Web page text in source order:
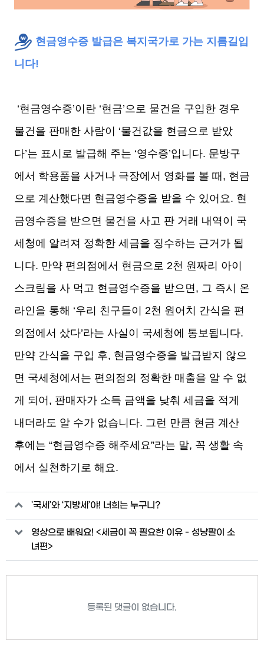
현금영수증 발급은 복지국가로 가는 지름길입
니다!
‘현금영수증’이란 ‘현금’으로 물건을 구입한 경우
물건을 판매한 사람이 ‘물건값을 현금으로 받았
다’는 표시로 발급해 주는 ‘영수증’입니다. 문방구
에서 학용품을 사거나 극장에서 영화를 볼 때, 현금
으로 계산했다면 현금영수증을 받을 수 있어요. 현
금영수증을 받으면 물건을 사고 판 거래 내역이 국
세청에 알려져 정확한 세금을 징수하는 근거가 됩
니다. 만약 편의점에서 현금으로 2천 원짜리 아이
스크림을 사 먹고 현금영수증을 받으면, 그 즉시 온
라인을 통해 ‘우리 친구들이 2천 원어치 간식을 편
의점에서 샀다’라는 사실이 국세청에 통보됩니다.
만약 간식을 구입 후, 현금영수증을 발급받지 않으
면 국세청에서는 편의점의 정확한 매출을 알 수 없
게 되어, 판매자가 소득 금액을 낮춰 세금을 적게
내더라도 알 수가 없습니다. 그런 만큼 현금 계산
후에는 “현금영수증 해주세요”라는 말, 꼭 생활 속
에서 실천하기로 해요.
관련자료
'국세’와 ‘지방세’야! 너희는 누구니?
영상으로 배워요! <세금이 꼭 필요한 이유 - 성냥팔이 소
녀편>
등록된 댓글이 없습니다.